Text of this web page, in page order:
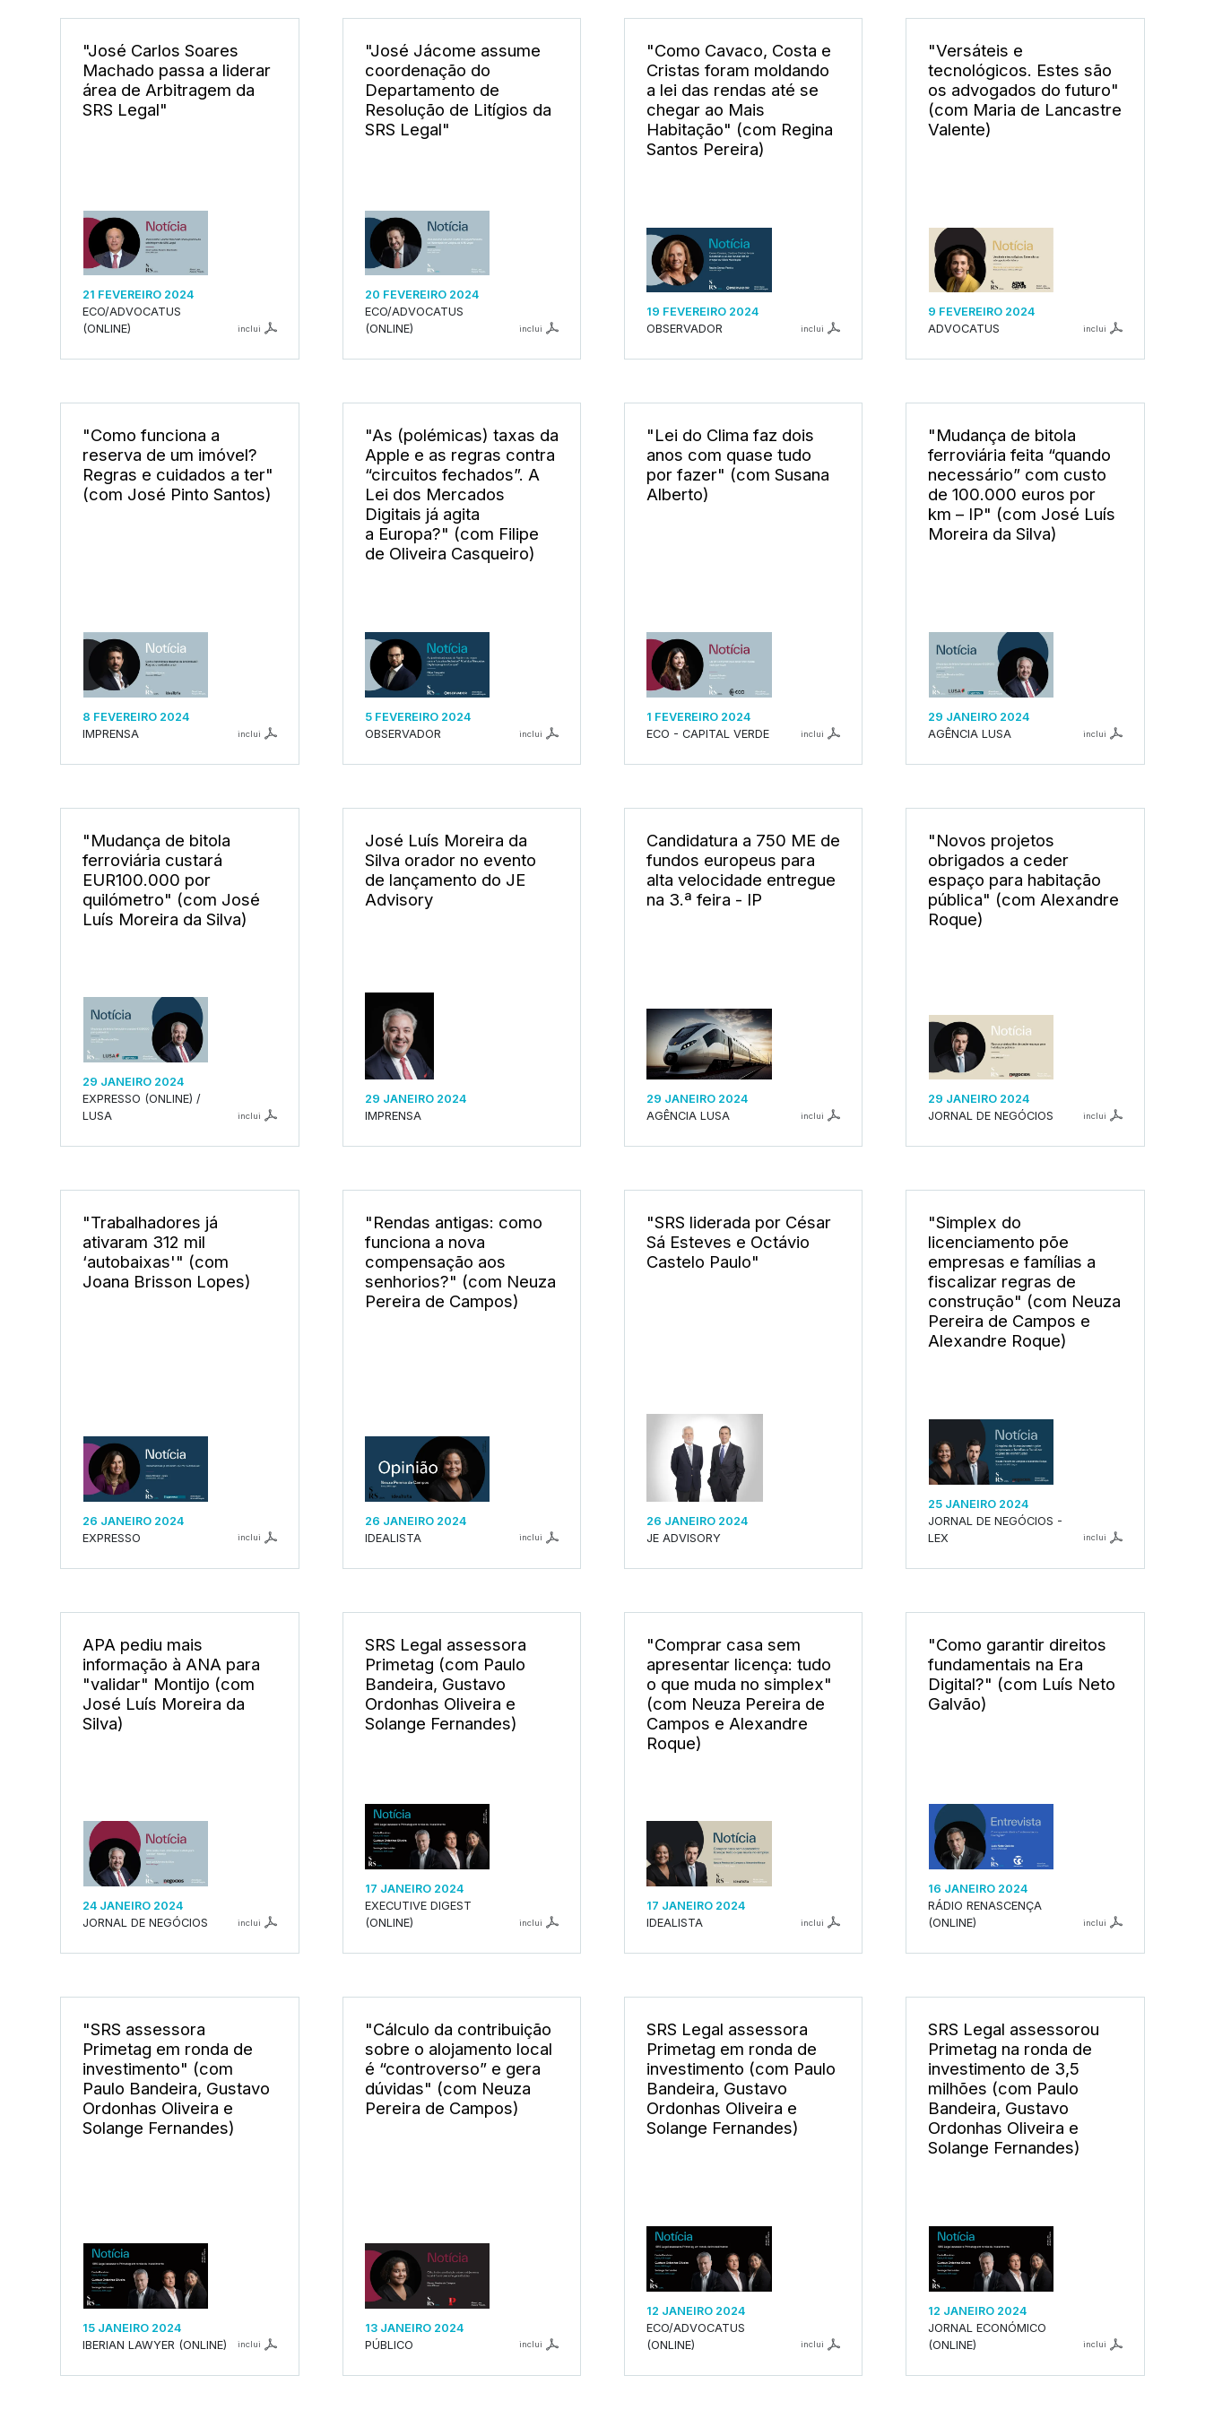
"José Carlos Soares
Machado passa a liderar
área de Arbitragem da
SRS Legal"
21 FEVEREIRO 2024
ECO/ADVOCATUS
(ONLINE)
inclui
"José Jácome assume
coordenação do
Departamento de
Resolução de Litígios da
SRS Legal"
20 FEVEREIRO 2024
ECO/ADVOCATUS
(ONLINE)
inclui
"Como Cavaco, Costa e
Cristas foram moldando
a lei das rendas até se
chegar ao Mais
Habitação" (com Regina
Santos Pereira)
19 FEVEREIRO 2024
OBSERVADOR
inclui
"Versáteis e
tecnológicos. Estes são
os advogados do futuro"
(com Maria de Lancastre
Valente)
9 FEVEREIRO 2024
ADVOCATUS
inclui
"Como funciona a
reserva de um imóvel?
Regras e cuidados a ter"
(com José Pinto Santos)
8 FEVEREIRO 2024
IMPRENSA
inclui
"As (polémicas) taxas da
Apple e as regras contra
“circuitos fechados”. A
Lei dos Mercados
Digitais já agita
a Europa?" (com Filipe
de Oliveira Casqueiro)
5 FEVEREIRO 2024
OBSERVADOR
inclui
"Lei do Clima faz dois
anos com quase tudo
por fazer" (com Susana
Alberto)
1 FEVEREIRO 2024
ECO - CAPITAL VERDE
inclui
"Mudança de bitola
ferroviária feita “quando
necessário” com custo
de 100.000 euros por
km – IP" (com José Luís
Moreira da Silva)
29 JANEIRO 2024
AGÊNCIA LUSA
inclui
"Mudança de bitola
ferroviária custará
EUR100.000 por
quilómetro" (com José
Luís Moreira da Silva)
29 JANEIRO 2024
EXPRESSO (ONLINE) /
LUSA
inclui
José Luís Moreira da
Silva orador no evento
de lançamento do JE
Advisory
29 JANEIRO 2024
IMPRENSA
Candidatura a 750 ME de
fundos europeus para
alta velocidade entregue
na 3.ª feira - IP
29 JANEIRO 2024
AGÊNCIA LUSA
inclui
"Novos projetos
obrigados a ceder
espaço para habitação
pública" (com Alexandre
Roque)
29 JANEIRO 2024
JORNAL DE NEGÓCIOS
inclui
"Trabalhadores já
ativaram 312 mil
‘autobaixas'" (com
Joana Brisson Lopes)
26 JANEIRO 2024
EXPRESSO
inclui
"Rendas antigas: como
funciona a nova
compensação aos
senhorios?" (com Neuza
Pereira de Campos)
26 JANEIRO 2024
IDEALISTA
inclui
"SRS liderada por César
Sá Esteves e Octávio
Castelo Paulo"
26 JANEIRO 2024
JE ADVISORY
"Simplex do
licenciamento põe
empresas e famílias a
fiscalizar regras de
construção" (com Neuza
Pereira de Campos e
Alexandre Roque)
25 JANEIRO 2024
JORNAL DE NEGÓCIOS -
LEX
inclui
APA pediu mais
informação à ANA para
"validar" Montijo (com
José Luís Moreira da
Silva)
24 JANEIRO 2024
JORNAL DE NEGÓCIOS
inclui
SRS Legal assessora
Primetag (com Paulo
Bandeira, Gustavo
Ordonhas Oliveira e
Solange Fernandes)
17 JANEIRO 2024
EXECUTIVE DIGEST
(ONLINE)
inclui
"Comprar casa sem
apresentar licença: tudo
o que muda no simplex"
(com Neuza Pereira de
Campos e Alexandre
Roque)
17 JANEIRO 2024
IDEALISTA
inclui
"Como garantir direitos
fundamentais na Era
Digital?" (com Luís Neto
Galvão)
16 JANEIRO 2024
RÁDIO RENASCENÇA
(ONLINE)
inclui
"SRS assessora
Primetag em ronda de
investimento" (com
Paulo Bandeira, Gustavo
Ordonhas Oliveira e
Solange Fernandes)
15 JANEIRO 2024
IBERIAN LAWYER (ONLINE)
inclui
"Cálculo da contribuição
sobre o alojamento local
é “controverso” e gera
dúvidas" (com Neuza
Pereira de Campos)
13 JANEIRO 2024
PÚBLICO
inclui
SRS Legal assessora
Primetag em ronda de
investimento (com Paulo
Bandeira, Gustavo
Ordonhas Oliveira e
Solange Fernandes)
12 JANEIRO 2024
ECO/ADVOCATUS
(ONLINE)
inclui
SRS Legal assessorou
Primetag na ronda de
investimento de 3,5
milhões (com Paulo
Bandeira, Gustavo
Ordonhas Oliveira e
Solange Fernandes)
12 JANEIRO 2024
JORNAL ECONÓMICO
(ONLINE)
inclui